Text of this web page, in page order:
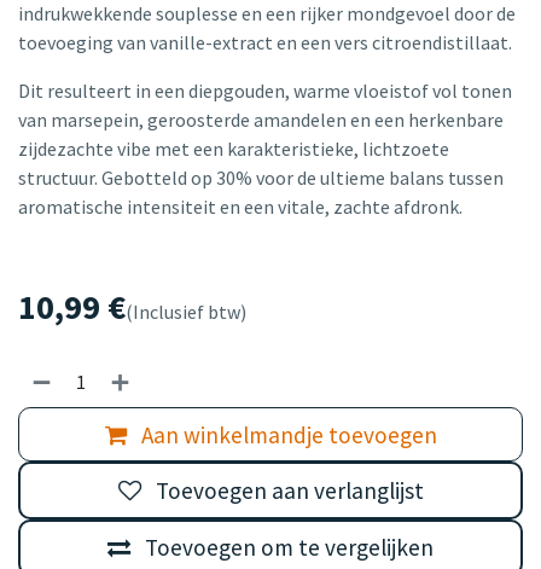
indrukwekkende souplesse en een rijker mondgevoel door de
toevoeging van vanille-extract en een vers citroendistillaat.
Dit resulteert in een diepgouden, warme vloeistof vol tonen
van marsepein, geroosterde amandelen en een herkenbare
zijdezachte vibe met een karakteristieke, lichtzoete
structuur. Gebotteld op 30% voor de ultieme balans tussen
aromatische intensiteit en een vitale, zachte afdronk.
10,99 €(Inclusief btw)
Aan winkelmandje toevoegen
Toevoegen om te vergelijken
Toevoegen aan verlanglijst